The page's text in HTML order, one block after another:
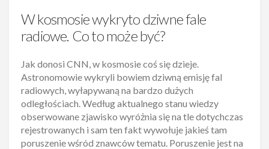
W kosmosie wykryto dziwne fale
radiowe. Co to może być?
Jak donosi CNN, w kosmosie coś się dzieje.
Astronomowie wykryli bowiem dziwną emisję fal
radiowych, wyłapywaną na bardzo dużych
odległościach. Według aktualnego stanu wiedzy
obserwowane zjawisko wyróżnia się na tle dotychczas
rejestrowanych i sam ten fakt wywołuje jakieś tam
poruszenie wśród znawców tematu. Poruszenie jest na